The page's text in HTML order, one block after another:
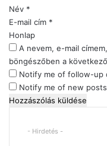
l
á
s
*
Név *
E-mail cím *
Honlap
A nevem, e-mail
böngészőben a
Notify me of follow-up
Notify me of new
- Hirdetés -